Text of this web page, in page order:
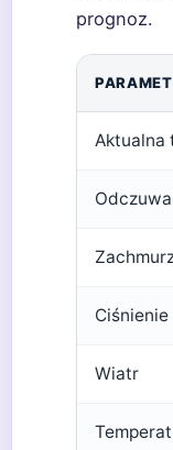
prognoz.
Aktualna
Ciśnienie
Wiatr